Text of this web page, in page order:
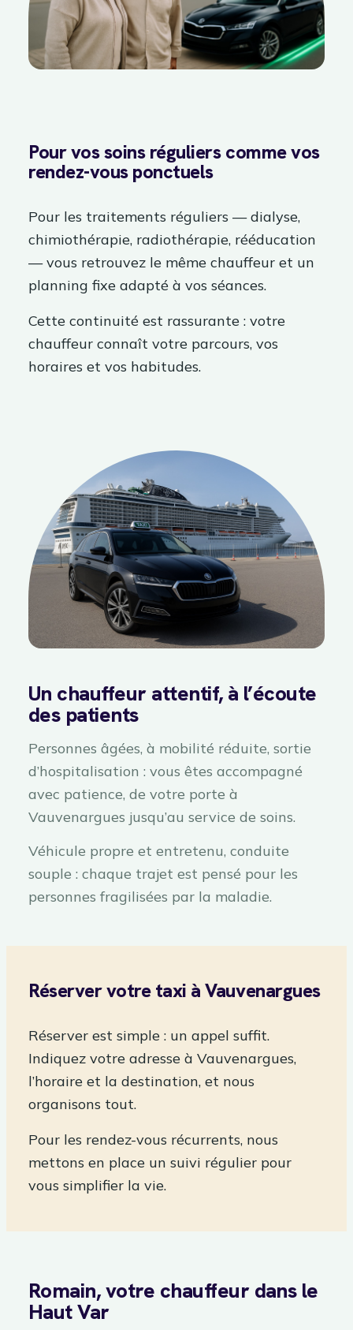
Pour vos soins réguliers comme vos
rendez-vous ponctuels
Pour les traitements réguliers — dialyse,
chimiothérapie, radiothérapie, rééducation
— vous retrouvez le même chauffeur et un
planning fixe adapté à vos séances.
Cette continuité est rassurante : votre
chauffeur connaît votre parcours, vos
horaires et vos habitudes.
Un chauffeur attentif, à l’écoute
des patients
Personnes âgées, à mobilité réduite, sortie
d’hospitalisation : vous êtes accompagné
avec patience, de votre porte à
Vauvenargues jusqu’au service de soins.
Véhicule propre et entretenu, conduite
souple : chaque trajet est pensé pour les
personnes fragilisées par la maladie.
Réserver votre taxi à Vauvenargues
Réserver est simple : un appel suffit.
Indiquez votre adresse à Vauvenargues,
l’horaire et la destination, et nous
organisons tout.
Pour les rendez-vous récurrents, nous
mettons en place un suivi régulier pour
vous simplifier la vie.
Romain, votre chauffeur dans le
Haut Var